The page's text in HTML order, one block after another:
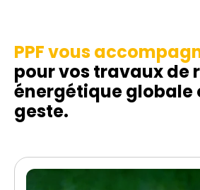
PPF vous
pour vos travaux de
énergétique globale
geste.